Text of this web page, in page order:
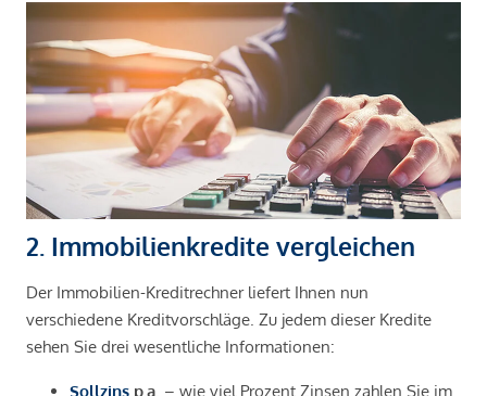
2. Immobilienkredite vergleichen
Der Immobilien-Kreditrechner liefert Ihnen nun
verschiedene Kreditvorschläge. Zu jedem dieser Kredite
sehen Sie drei wesentliche Informationen:
Sollzins p.a . – wie viel Prozent Zinsen zahlen Sie im